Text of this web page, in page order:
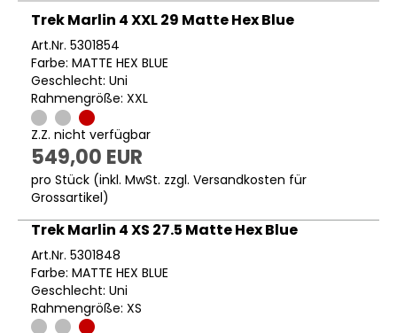
Trek Marlin 4 XXL 29 Matte Hex Blue
Art.Nr. 5301854
Farbe: MATTE HEX BLUE
Geschlecht: Uni
Rahmengröße: XXL
Z.Z. nicht verfügbar
549,00 EUR
pro Stück (inkl. MwSt. zzgl. Versandkosten für
Grossartikel)
Trek Marlin 4 XS 27.5 Matte Hex Blue
Art.Nr. 5301848
Farbe: MATTE HEX BLUE
Geschlecht: Uni
Rahmengröße: XS